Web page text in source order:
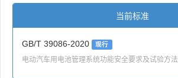
当前标准
GB/T 39086-2020 现行
电动汽车用电池管理系统功能安全要求及试验方法